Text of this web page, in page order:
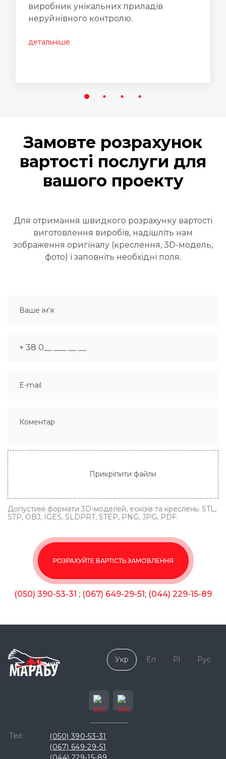
виробник унікальних приладів
неруйнівного контролю.
детальніше
Замовте розрахунок
вартості послуги для
вашого проекту
Для отримання швидкого розрахунку вартості
виготовлення виробів, надішліть нам
зображення оригіналу (креслення, 3D-модель,
фото) і заповніть необхідні поля.
Прикріпити файли
Допустимі формати 3D-моделей, ескізів та креслень: STL,
STP, OBJ, IGES, SLDPRT, STEP, PNG, JPG, PDF.
РОЗРАХУЙТЕ ВАРТІСТЬ ЗАМОВЛЕННЯ
(050) 390-53-31 ; (067) 649-29-51; (044) 229-15-89
Укр En Pl Рус
Тел:
(050) 390-53-31
(067) 649-29-51